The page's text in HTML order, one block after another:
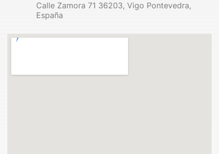
Calle Zamora 71 36203, Vigo Pontevedra,
España